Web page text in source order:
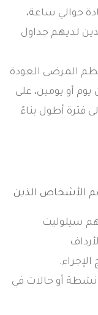
حوالي ساعة،
لديهم جداول
المرضى العودة
أو يومين، على
فترة أطول بناءً
الأشخاص الذين
سيلوليت
نشطة أو حالات في